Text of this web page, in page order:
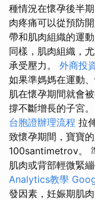
種情況在懷孕後半期
肉疼痛可以從預防
帶和肌肉組織的運動
同樣，肌肉組織，
承受壓力。 外商投
如果準媽媽在運動
肌在懷孕期間就會
撐不斷增長的子宮。
台胞證辦理流程 拉
致懷孕期間，寶寶
100santimetrov。
肌肉或背部輕微緊
Analytics教學
發因素，妊娠期肌